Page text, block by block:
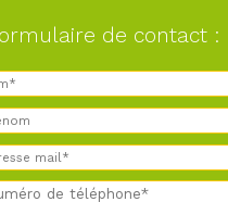
de contact :